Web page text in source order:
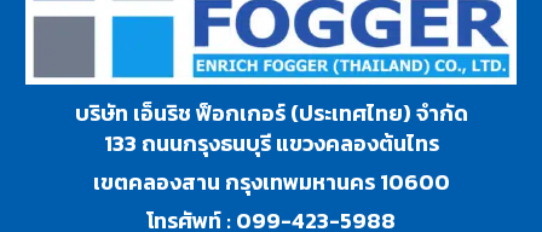
บริษัท เอ็นริช ฟ็อกเกอร์ (ประเทศไทย) จำกัด
133 ถนนกรุงธนบุรี แขวงคลองต้นไทร
เขตคลองสาน กรุงเทพมหานคร 10600
โทรศัพท์ :099-423-5988